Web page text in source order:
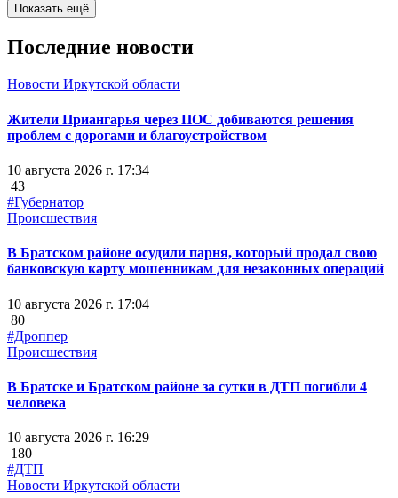
Показать ещё
Последние новости
Новости Иркутской области
Жители Приангарья через ПОС добиваются решения
проблем с дорогами и благоустройством
10 августа 2026 г. 17:34
43
#Губернатор
Происшествия
В Братском районе осудили парня, который продал свою
банковскую карту мошенникам для незаконных операций
10 августа 2026 г. 17:04
80
#Дроппер
Происшествия
В Братске и Братском районе за сутки в ДТП погибли 4
человека
10 августа 2026 г. 16:29
180
#ДТП
Новости Иркутской области